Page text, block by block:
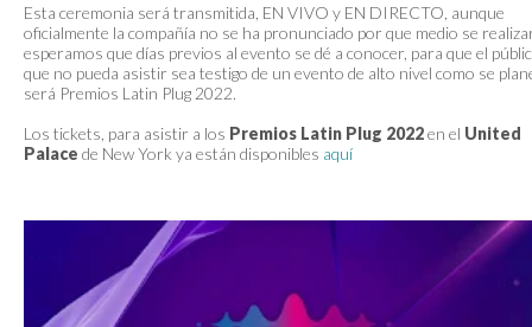
Esta ceremonia será transmitida, EN VIVO y EN DIRECTO, aunque
oficialmente la compañía no se ha pronunciado por que medio se
esperamos que días previos al evento se dé a conocer, para que el
que no pueda asistir sea testigo de un evento de alto nivel como se
será Premios Latin Plug 2022.
Los tickets, para asistir a los Premios Latin Plug 2022en el United
Palace de New York ya están disponibles aquí